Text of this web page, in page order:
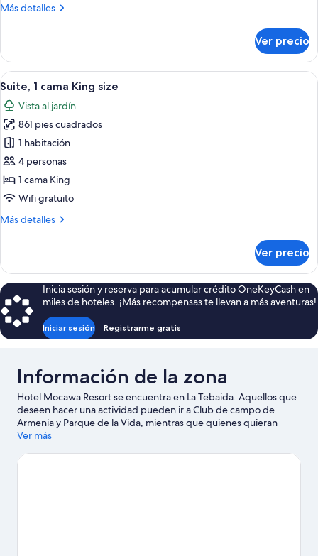
camas
Más detalles
Más
superior
con
2
camas
individuales
Ver precio
Abrir
todas
las
fotos
de
Suite,
1
cama
size
Un dormitorio con una cama
6
Suite, 1 cama King size
Vista al jardín
861 pies cuadrados
1 habitación
4 personas
1 cama King
Wifi gratuito
Más detalles
Más
1
cama
King
size
Ver precio
Inicia sesión y reserva para acumular crédito OneKeyCash en
miles de hoteles. ¡Más recompensas te llevan a más aventuras!
Iniciar sesión Registrarme gratis
Información de la zona
Hotel Mocawa Resort se encuentra en La Tebaida. Aquellos que
deseen hacer una actividad pueden ir a Club de campo de
Armenia y Parque de la Vida, mientras que quienes quieran
apreciar la belleza natural del área pueden visitar Parque de Los
pierdas Parque del Café y La Morelia Farm.
Visita nuestra guía de
Ver más